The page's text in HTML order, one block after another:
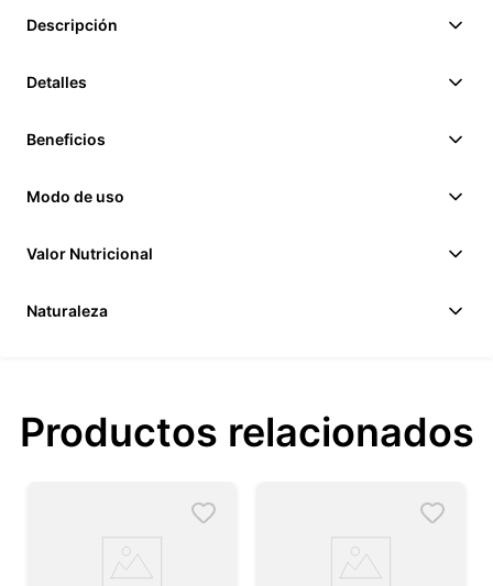
Descripción
Detalles
Beneficios
Modo de uso
Valor Nutricional
Naturaleza
Productos relacionados